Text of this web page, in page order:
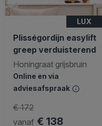
LUX
Plisségordijn easylift
greep verduisterend
Honingraat grijsbruin
Online en via
adviesafspraak
vanaf € 138
€ 172